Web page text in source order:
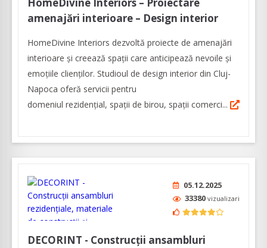
HomeDivine Interiors – Proiectare
amenajări interioare – Design interior
HomeDivine Interiors dezvoltă proiecte de amenajări
interioare și creează spații care anticipează nevoile și
emoțiile clienților. Studioul de design interior din Cluj-
Napoca oferă servicii pentru
domeniul rezidențial, spații de birou, spații comerci...
05.12.2025
33380 vizualizari
DECORINT - Construcții ansambluri